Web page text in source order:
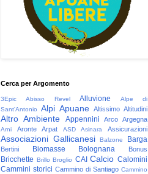
Cerca per Argomento
3Epic Abisso Revel Alluvione
Alpe di
Sant'Antonio
Alpi Apuane Altissimo Altitudini
Altro Ambiente Appennini Arco Argegna
Arni Aronte Arpat ASD Asinara Assicurazioni
Associazioni Gallicanesi Balzone Barga
Bertini Biomasse Bolognana Bonus
Bricchette Brillo Broglio CAI Calcio Calomini
Cammini storici Cammino di Santiago Cammino